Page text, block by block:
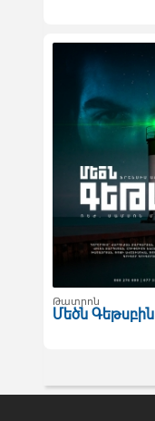
Թատրոն
Մեծն Գեթսբին